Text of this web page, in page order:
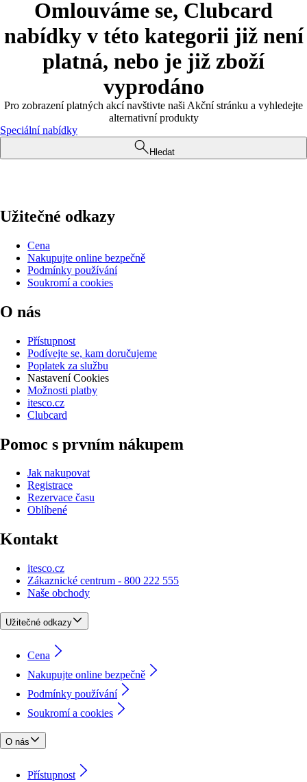
Omlouváme se, Clubcard
nabídky v této kategorii již není
platná, nebo je již zboží
vyprodáno
Pro zobrazení platných akcí navštivte naši Akční stránku a vyhledejte
alternativní produkty
Speciální nabídky
Hledat
Užitečné odkazy
Cena
Nakupujte online bezpečně
Podmínky používání
Soukromí a cookies
O nás
Přístupnost
Podívejte se, kam doručujeme
Poplatek za službu
Nastavení Cookies
Možnosti platby
itesco.cz
Clubcard
Pomoc s prvním nákupem
Jak nakupovat
Registrace
Rezervace času
Oblíbené
Kontakt
itesco.cz
Zákaznické centrum - 800 222 555
Naše obchody
Užitečné odkazy
Cena
Nakupujte online bezpečně
Podmínky používání
Soukromí a cookies
O nás
Přístupnost